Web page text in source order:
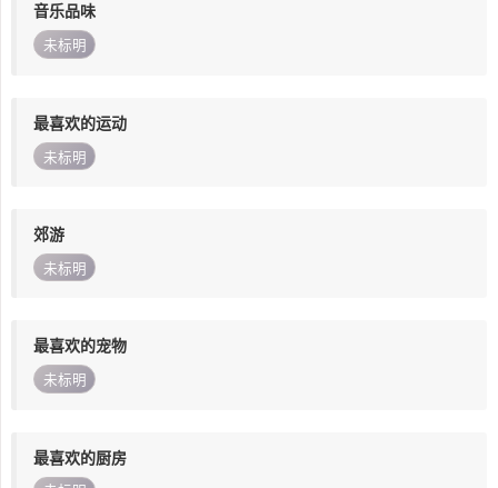
音乐品味
未标明
最喜欢的运动
未标明
郊游
未标明
最喜欢的宠物
未标明
最喜欢的厨房